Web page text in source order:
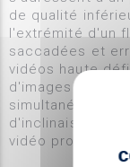
de qualité
l'extrémité d'un
saccadées et
vidéos haute
d'images
simultanément
d'inclinaison et
vidéo